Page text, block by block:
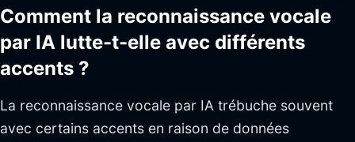
Comment la reconnaissance vocale
par IA lutte-t-elle avec différents
accents ?
La reconnaissance vocale par IA trébuche souvent
avec certains accents en raison de données